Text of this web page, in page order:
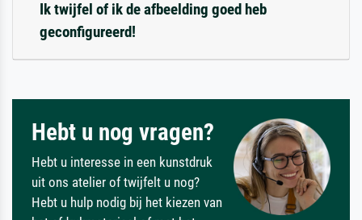
Ik twijfel of ik de afbeelding goed heb
geconfigureerd!
Hebt u nog vragen?
Hebt u interesse in een kunstdruk
uit ons atelier of twijfelt u nog?
Hebt u hulp nodig bij het kiezen van